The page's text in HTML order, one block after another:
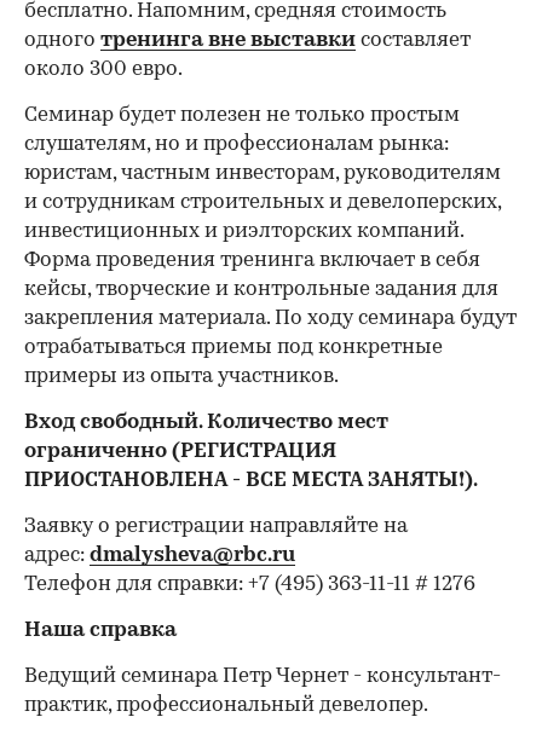
бесплатно. Напомним, средняя стоимость
одного тренинга вне выставки составляет
около 300 евро.
Семинар будет полезен не только простым
слушателям, но и профессионалам рынка:
юристам, частным инвесторам, руководителям
и сотрудникам строительных и девелоперских,
инвестиционных и риэлторских компаний.
Форма проведения тренинга включает в себя
кейсы, творческие и контрольные задания для
закрепления материала. По ходу семинара будут
отрабатываться приемы под конкретные
примеры из опыта участников.
Вход свободный. Количество мест
ограниченно (РЕГИСТРАЦИЯ
ПРИОСТАНОВЛЕНА - ВСЕ МЕСТА ЗАНЯТЫ!).
Заявку о регистрации направляйте на
адрес: dmalysheva@rbc.ru
Телефон для справки: +7 (495) 363-11-11 # 1276
Наша справка
Ведущий семинара Петр Чернет - консультант-
практик, профессиональный девелопер.